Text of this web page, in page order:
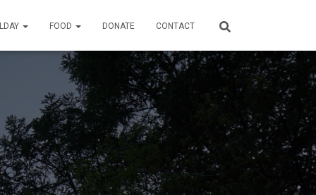
FOOD DONATE CONTACT